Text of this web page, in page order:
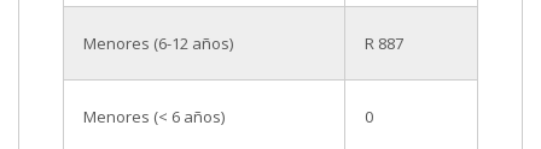
Menores (6-12 años) R 887
Menores (< 6 años) 0